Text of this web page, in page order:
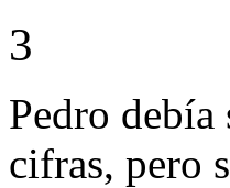
3
Pedro debía
cifras, pero